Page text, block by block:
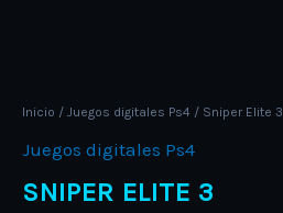
Inicio / Juegos digitales Ps4 / Sniper Elite 3
Juegos digitales Ps4
SNIPER ELITE 3